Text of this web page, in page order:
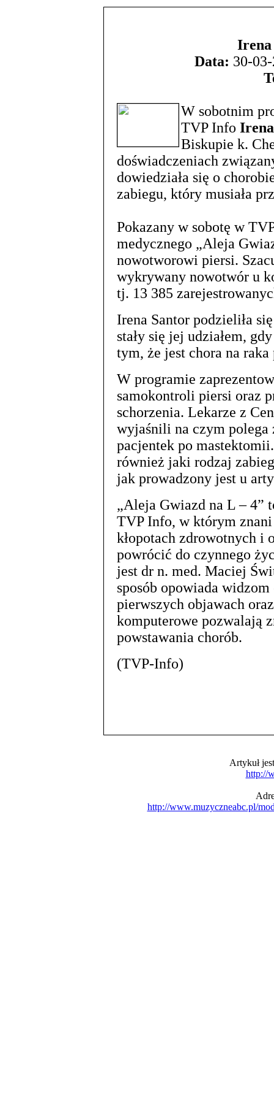
Irena
Data: 30-
W sobotnim
TVP Info
Biskupie k.
doświadczeniach
dowiedziała się o
zabiegu, który musiała
Pokazany w sobotę w
medycznego „Aleja
nowotworowi piersi.
wykrywany nowotwór u
tj. 13 385
Irena Santor podzieliła
stały się jej udziałem,
tym, że jest chora na raka
W programie
samokontroli piersi oraz
schorzenia. Lekarze z
wyjaśnili na czym
pacjentek po
również jaki rodzaj
jak prowadzony jest u
„Aleja Gwiazd na L – 4”
TVP Info, w którym
kłopotach zdrowotnych i
powrócić do czynnego
jest dr n. med. Maciej
sposób opowiada
pierwszych objawach
komputerowe pozwalają
powstawania chorób.
(TVP-Info)
Artykuł
http://
http://www.muzyczneabc.pl/